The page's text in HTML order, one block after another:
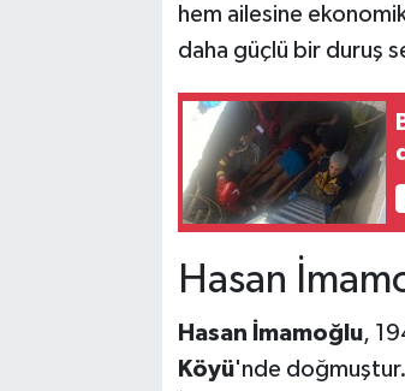
hem ailesine
daha güçlü bir duruş
Hasan
Hasan İmamoğlu,
Köyü'nde doğmuştur.